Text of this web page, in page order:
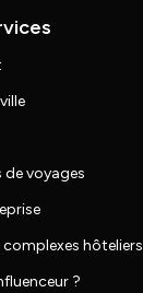
de voyages
complexes hôteliers
?